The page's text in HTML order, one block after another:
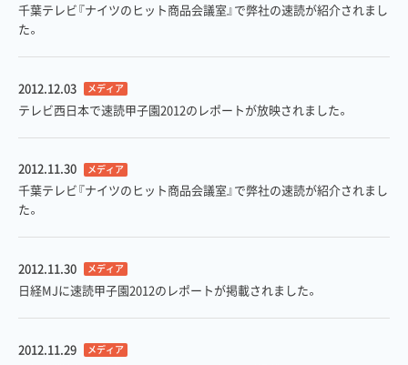
千葉テレビ『ナイツのヒット商品会議室』で弊社の速読が紹介されまし
た。
2012.12.03 メディア
テレビ西日本で速読甲子園2012のレポートが放映されました。
2012.11.30 メディア
千葉テレビ『ナイツのヒット商品会議室』で弊社の速読が紹介されまし
た。
2012.11.30 メディア
日経MJに速読甲子園2012のレポートが掲載されました。
2012.11.29 メディア